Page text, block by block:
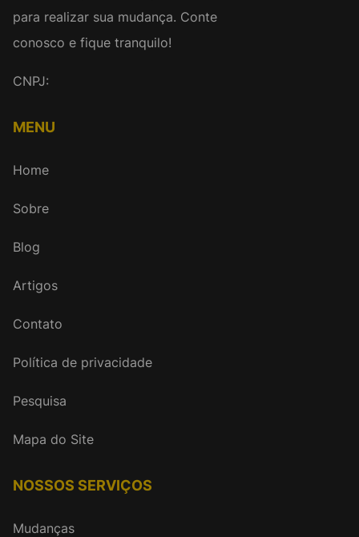
para realizar sua mudança. Conte
conosco e fique tranquilo!
CNPJ:
MENU
Home
Sobre
Blog
Artigos
Contato
Política de privacidade
Pesquisa
Mapa do Site
NOSSOS SERVIÇOS
Mudanças